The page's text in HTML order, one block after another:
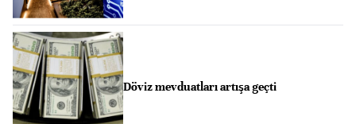
Döviz mevduatları artışa geçti